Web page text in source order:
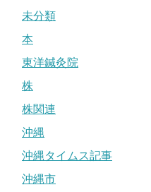
未分類
本
東洋鍼灸院
株
株関連
沖縄
沖縄タイムス記事
沖縄市